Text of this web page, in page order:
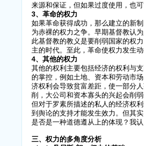
来源和保证，但如果过度使用，也
3、革命的权力
如果革命获得成功，那么建立的新
为赤裸的权力之争。早期基督教认
此基督教的教义是要削弱国家的权
主的时代。至此，革命使权力发生
4、其他的权力
其他的权利主要包括经济的权利与
的掌控，例如土地、资本和劳动市
济权利会导致贫富差距，使一部分
削，大公司和资本寡头的兴起会削
但对于罗素所描述的私人的经济权
到舆论的支持才能发生效力。但其
是否是一种道德遵从上的体现？我
三、权力的多角度分析